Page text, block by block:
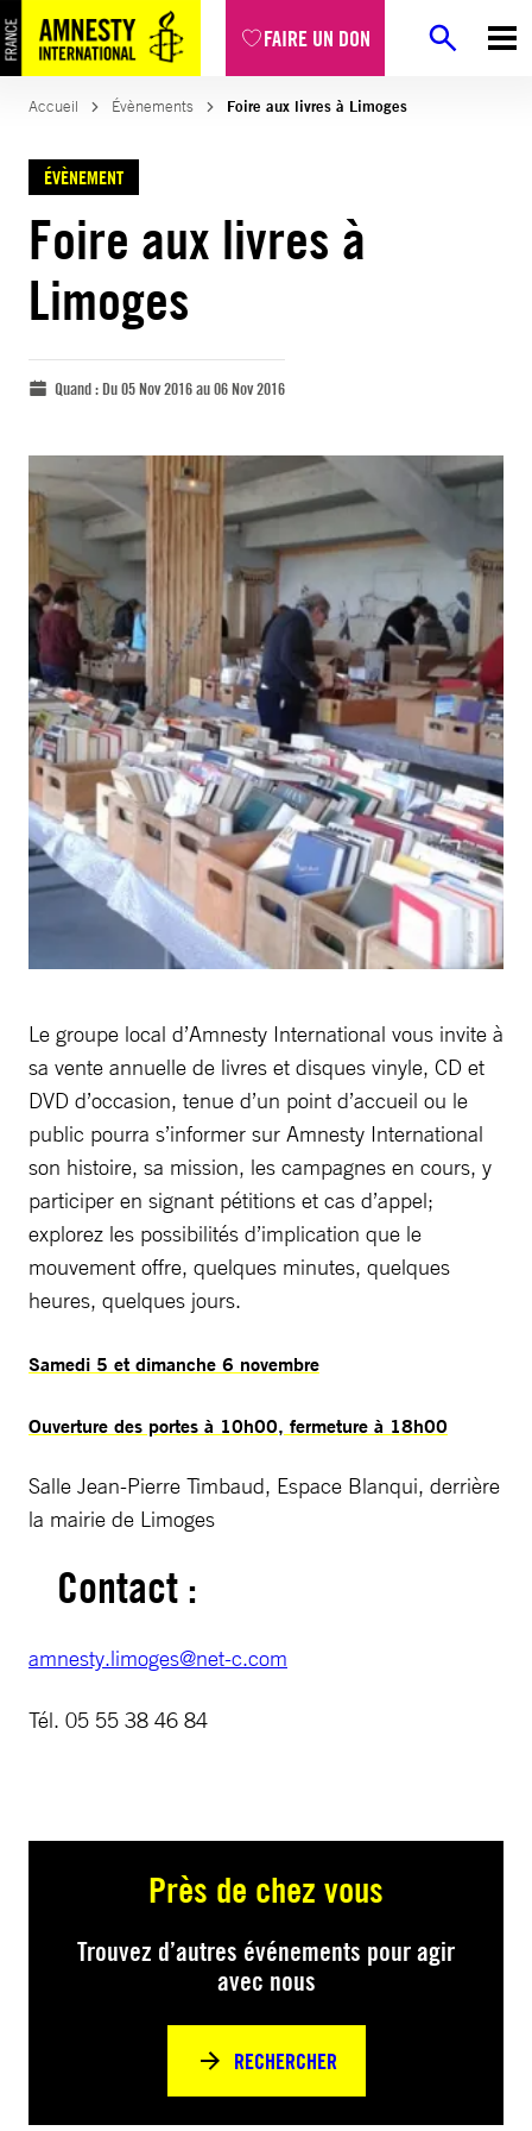
FAIRE UN DON
Accueil Évènements Foire aux livres à Limoges
ÉVÈNEMENT
Foire aux livres à
Limoges
Quand :Du 05 Nov 2016 au 06 Nov 2016
Le groupe local d’Amnesty International vous invite à
sa vente annuelle de livres et disques vinyle, CD et
DVD d’occasion, tenue d’un point d’accueil ou le
public pourra s’informer sur Amnesty International
son histoire, sa mission, les campagnes en cours, y
participer en signant pétitions et cas d’appel;
explorez les possibilités d’implication que le
mouvement offre, quelques minutes, quelques
heures, quelques jours.
Samedi 5 et dimanche 6 novembre
Ouverture des portes à 10h00, fermeture à 18h00
Salle Jean-Pierre Timbaud, Espace Blanqui, derrière
la mairie de Limoges
Contact :
amnesty.limoges@net-c.com
Tél. 05 55 38 46 84
Près de chez vous
Trouvez d’autres événements pour agir
avec nous
RECHERCHER